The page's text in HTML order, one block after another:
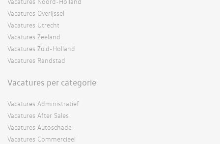
Vacatures Overijssel
Vacatures Utrecht
Vacatures Zeeland
Vacatures Zuid-Holland
Vacatures Randstad
Vacatures per categorie
Vacatures Administratief
Vacatures After Sales
Vacatures Autoschade
Vacatures Commercieel